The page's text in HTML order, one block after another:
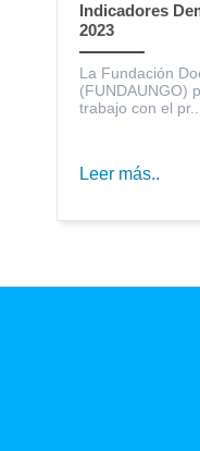
Indicadores
2023
La Fundación
(FUNDAUNGO)
trabajo con el pr...
Leer más..